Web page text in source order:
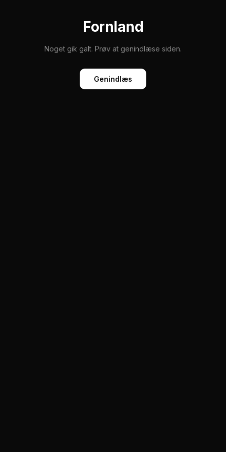
Fornland
Noget gik galt. Prøv at genindlæse siden.
Genindlæs